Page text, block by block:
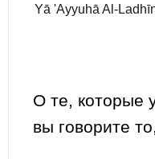
Yā 'Ayyuhā Al-
О те, которые
вы говорите